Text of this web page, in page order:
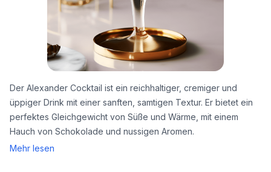
Der Alexander Cocktail ist ein reichhaltiger, cremiger und
üppiger Drink mit einer sanften, samtigen Textur. Er bietet ein
perfektes Gleichgewicht von Süße und Wärme, mit einem
Hauch von Schokolade und nussigen Aromen.
Mehr lesen